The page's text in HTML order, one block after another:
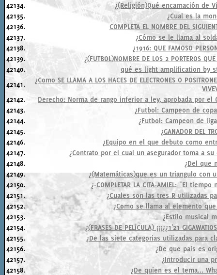
42134.
¿(Religión)Qué encarnación de
42135.
¿Cual es la
42136.
COMPLETA EL NOMBRE DEL
42137.
¿Cómo se le llama al
42138.
¿1916: QUE FAMOSO
42139.
¿(FUTBOL)NOMBRE DE LOS 2 PORTEROS
42140.
qué es light amplification by
42141.
¿Como SE LLAMA A LOS HACES DE ELECTRONES O
42142.
Derecho: Norma de rango inferior a ley, aprobada por
42143.
¿Futbol: Campeon de
42144.
¿Futbol: Campeon de
42145.
¿GANADOR DEL
42146.
¿Equipo en el que debuto como
42147.
¿Contrato por el cual un asegurador toma a
42148.
¿Del que
42149.
¿(Matemáticas)que es un triangulo con
42150.
¿-COMPLETAR LA CITA-AMIEL: "El
42151.
¿Cuales son las tres R utilizadas
42152.
¿Como se llama al elemento
42153.
¿Estilo musical
42154.
¿(FRASES DE PELiCULA) ¡¡¡¿¿1'21
42155.
¿De las siete categorias utilizadas para
42156.
¿De que pais es
42157.
¿Introducir una
42158.
¿De quien es el tema...